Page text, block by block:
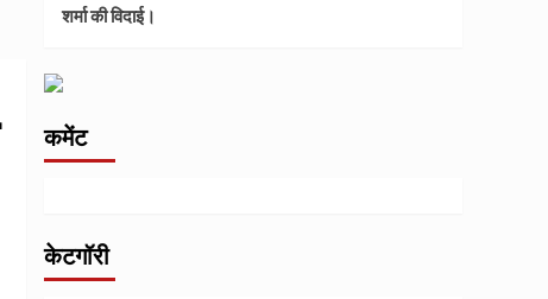
शर्मा की विदाई।
कमेंट
केटगॉरी